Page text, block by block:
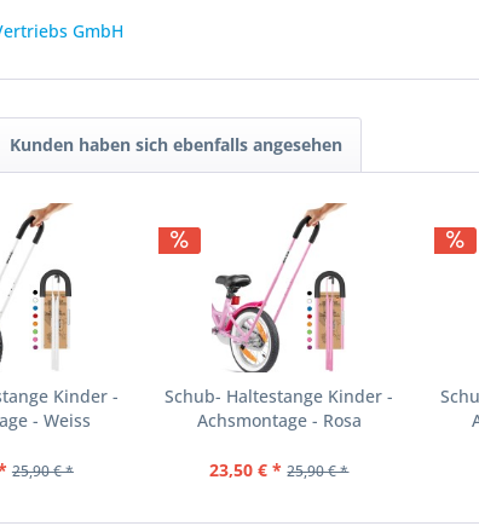
GmbH
Kunden haben sich ebenfalls angesehen
Kinder -
- Weiss
25,90 € *
Schub- Haltestange Kinder -
Achsmontage - Rosa
23,50 € * 25,90 € *